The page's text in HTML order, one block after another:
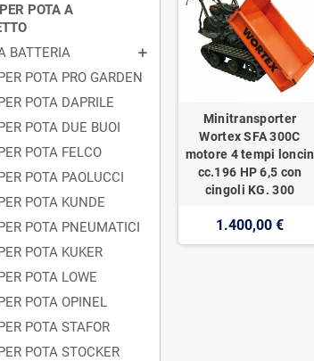
POTA A
BATTERIA
POTA PRO GARDEN
POTA DAPRILE
POTA DUE BUOI
POTA FELCO
POTA PAOLUCCI
POTA KUNDE
POTA PNEUMATICI
POTA KUKER
POTA LOWE
POTA OPINEL
POTA STAFOR
POTA STOCKER
Minitransporter
Wortex SFA 300C
motore 4 tempi loncin
cc.196 HP 6,5 con
cingoli KG. 300
1.400,00 €